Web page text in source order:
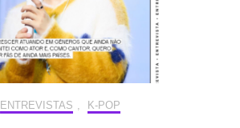
ENTREVISTAS K-POP